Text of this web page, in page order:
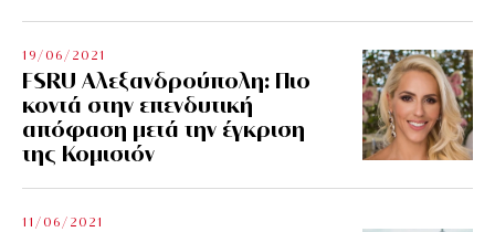
19/06/2021
FSRU Αλεξανδρούπολη: Πιο
κοντά στην επενδυτική
απόφαση μετά την έγκριση
της Κομισιόν
11/06/2021